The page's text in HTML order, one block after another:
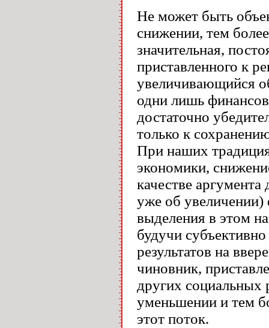
Не может быть
снижении, тем
значительная,
приставленного к
увеличивающийся
одни лишь
достаточно
только к
При наших
экономики,
качестве
уже об увеличении)
выделения в этом
будучи
результатов на
чиновник,
других социальных
уменьшении и тем
этот поток.